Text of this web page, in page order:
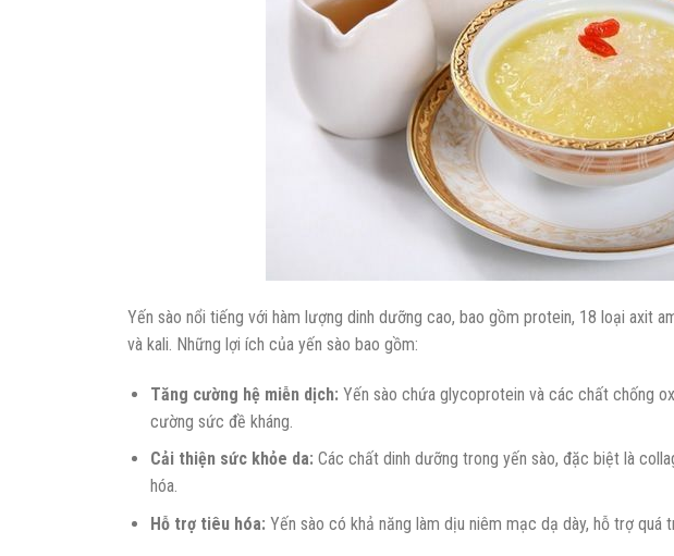
Yến sào nổi tiếng với hàm lượng dinh dưỡng cao, bao gồm protein, 18 loại axit
và kali. Những lợi ích của yến sào bao gồm:
Tăng cường hệ miễn dịch: Yến sào chứa glycoprotein và các chất chống
cường sức đề kháng.
Cải thiện sức khỏe da: Các chất dinh dưỡng trong yến sào, đặc biệt là
hóa.
Hỗ trợ tiêu hóa: Yến sào có khả năng làm dịu niêm mạc dạ dày, hỗ trợ